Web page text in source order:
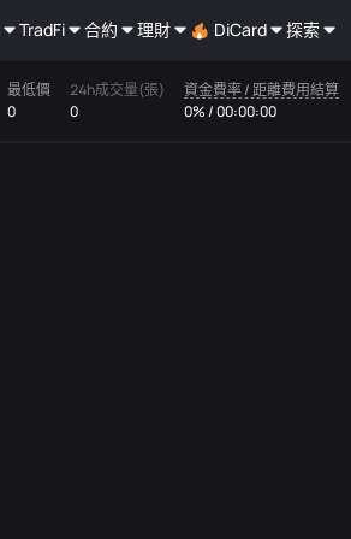
TradFi 合約 理財 DiCard 探索
最低價
0
24h成交量(張)
0
資金費率 / 距離費用結算
0% / 00:00:00